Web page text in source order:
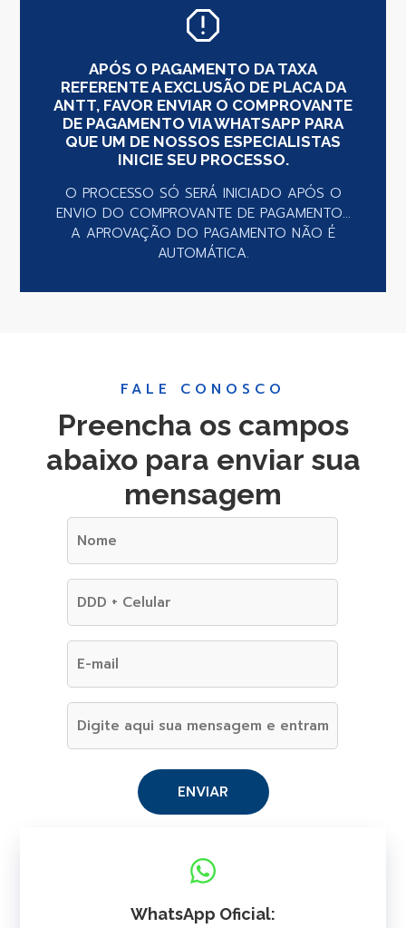
APÓS O PAGAMENTO DA TAXA
REFERENTE A EXCLUSÃO DE PLACA DA
ANTT, FAVOR ENVIAR O COMPROVANTE
DE PAGAMENTO VIA WHATSAPP PARA
QUE UM DE NOSSOS ESPECIALISTAS
INICIE SEU PROCESSO.
O PROCESSO SÓ SERÁ INICIADO APÓS O
ENVIO DO COMPROVANTE DE PAGAMENTO...
A APROVAÇÃO DO PAGAMENTO NÃO É
AUTOMÁTICA.
FALE CONOSCO
Preencha os campos
abaixo para enviar sua
mensagem
WhatsApp Oficial: